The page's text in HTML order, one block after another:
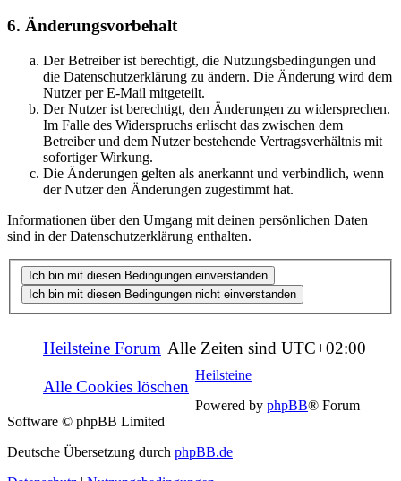
6. Änderungsvorbehalt
Der Betreiber ist berechtigt, die Nutzungsbedingungen und
die Datenschutzerklärung zu ändern. Die Änderung wird dem
Nutzer per E-Mail mitgeteilt.
Der Nutzer ist berechtigt, den Änderungen zu widersprechen.
Im Falle des Widerspruchs erlischt das zwischen dem
Betreiber und dem Nutzer bestehende Vertragsverhältnis mit
sofortiger Wirkung.
Die Änderungen gelten als anerkannt und verbindlich, wenn
der Nutzer den Änderungen zugestimmt hat.
Informationen über den Umgang mit deinen persönlichen Daten
sind in der Datenschutzerklärung enthalten.
Heilsteine Forum Alle Zeiten sind UTC+02:00
Alle Cookies löschen
Heilsteine
Powered by phpBB® Forum
Software © phpBB Limited
Deutsche Übersetzung durch phpBB.de